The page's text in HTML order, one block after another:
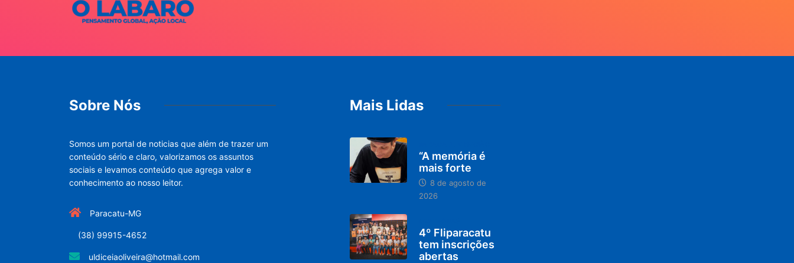
Sobre Nós
Somos um portal de noticias que além de trazer um
conteúdo sério e claro, valorizamos os assuntos
sociais e levamos conteúdo que agrega valor e
conhecimento ao nosso leitor.
Paracatu-MG
(38) 99915-4652
uldiceiaoliveira@hotmail.com
Mais Lidas
“A memória é
mais forte
8 de agosto de
2026
4º Fliparacatu
tem inscrições
abertas